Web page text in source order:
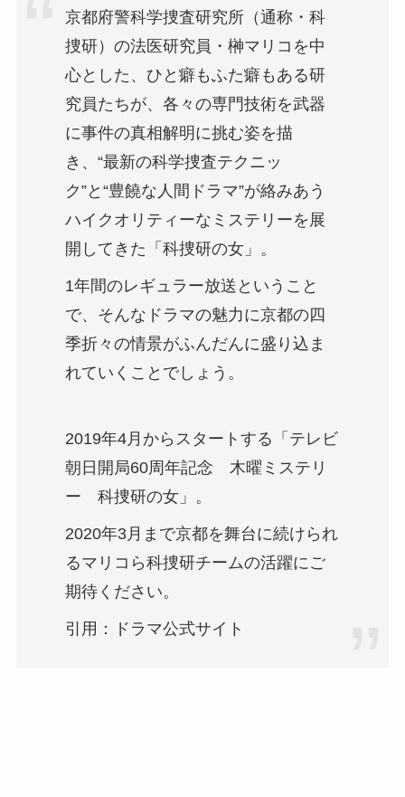
京都府警科学捜査研究所（通称・科
捜研）の法医研究員・榊マリコを中
心とした、ひと癖もふた癖もある研
究員たちが、各々の専門技術を武器
に事件の真相解明に挑む姿を描
き、“最新の科学捜査テクニッ
ク”と“豊饒な人間ドラマ”が絡みあう
ハイクオリティーなミステリーを展
開してきた「科捜研の女」。
1年間のレギュラー放送ということ
で、そんなドラマの魅力に京都の四
季折々の情景がふんだんに盛り込ま
れていくことでしょう。
2019年4月からスタートする「テレビ
朝日開局60周年記念 木曜ミステリ
ー 科捜研の女」。
2020年3月まで京都を舞台に続けられ
るマリコら科捜研チームの活躍にご
期待ください。
引用：ドラマ公式サイト